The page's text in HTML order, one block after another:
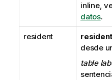
inline,
datos.
resident resident
desde
table